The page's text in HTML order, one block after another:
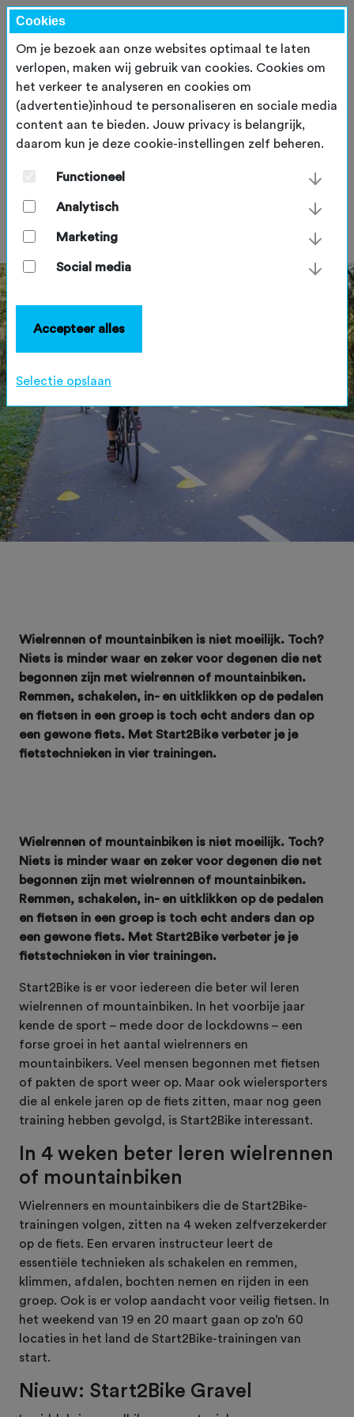
Beter wielrennen of
mountainbiken met Start2Bike
donderdag 24 februari 2022
Wielrennen of mountainbiken is niet moeilijk. Toch?
Niets is minder waar en zeker voor degenen die net
begonnen zijn met wielrennen of mountainbiken.
Remmen, schakelen, in- en uitklikken op de pedalen
en fietsen in een groep is toch echt anders dan op
een gewone fiets. Met Start2Bike verbeter je je
fietstechnieken in vier trainingen.
Wielrennen of mountainbiken is niet moeilijk. Toch?
Niets is minder waar en zeker voor degenen die net
begonnen zijn met wielrennen of mountainbiken.
Remmen, schakelen, in- en uitklikken op de pedalen
en fietsen in een groep is toch echt anders dan op
een gewone fiets. Met Start2Bike verbeter je je
fietstechnieken in vier trainingen.
Start2Bike is er voor iedereen die beter wil leren
wielrennen of mountainbiken. In het voorbije jaar
kende de sport – mede door de lockdowns – een
forse groei in het aantal wielrenners en
mountainbikers. Veel mensen begonnen met fietsen
of pakten de sport weer op. Maar ook wielersporters
die al enkele jaren op de fiets zitten, maar nog geen
training hebben gevolgd, is Start2Bike interessant.
In 4 weken beter leren wielrennen
of mountainbiken
Wielrenners en mountainbikers die de Start2Bike-
trainingen volgen, zitten na 4 weken zelfverzekerder
op de fiets. Een ervaren instructeur leert de
essentiële technieken als schakelen en remmen,
klimmen, afdalen, bochten nemen en rijden in een
groep. Ook is er volop aandacht voor veilig fietsen. In
het weekend van 19 en 20 maart gaan op zo’n 60
locaties in het land de Start2Bike-trainingen van
start.
Nieuw: Start2Bike Gravel
Cookies
Om je bezoek aan onze websites optimaal te laten
verlopen, maken wij gebruik van cookies. Cookies om
het verkeer te analyseren en cookies om
(advertentie)inhoud te personaliseren en sociale media
content aan te bieden. Jouw privacy is belangrijk,
daarom kun je deze cookie-instellingen zelf beheren.
Functioneel
Analytisch
Marketing
Social media
Accepteer alles
Selectie opslaan